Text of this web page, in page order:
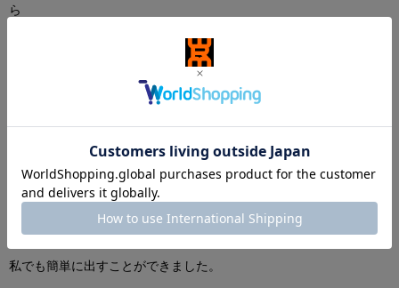
ら
これまでのツブ高とは違い、本当に簡単なんです。
おそ〜〜〜い切れたカットを
カット初心者の
私でも簡単に出すことができました。